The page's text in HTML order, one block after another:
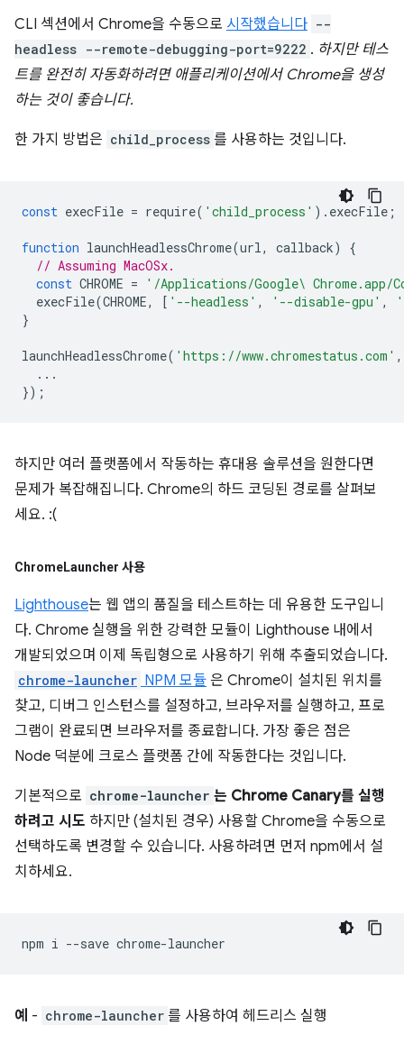
CLI 섹션에서 Chrome을 수동으로 시작했습니다 --
headless --remote-debugging-port=9222 . 하지만 테스
트를 완전히 자동화하려면 애플리케이션에서 Chrome을 생성
하는 것이 좋습니다.
한 가지 방법은 child_process 를 사용하는 것입니다.
const execFile = require( 'child_process' ). execFile ;
function launchHeadlessChrome(url, callback)
{
// Assuming MacOSx.
const CHROME =
'/Applications/Google\ Chrome.app/
execFile(CHROME, [ '--headless' , '--disable-gpu' ,
}
launchHeadlessChrome( 'https://www.chromestatus.com' ,
...
});
하지만 여러 플랫폼에서 작동하는 휴대용 솔루션을 원한다면
문제가 복잡해집니다. Chrome의 하드 코딩된 경로를 살펴보
세요. :(
ChromeLauncher 사용
Lighthouse는 웹 앱의 품질을 테스트하는 데 유용한 도구입니
다. Chrome 실행을 위한 강력한 모듈이 Lighthouse 내에서
개발되었으며 이제 독립형으로 사용하기 위해 추출되었습니다.
chrome-launcher NPM 모듈 은 Chrome이 설치된 위치를
찾고, 디버그 인스턴스를 설정하고, 브라우저를 실행하고, 프로
그램이 완료되면 브라우저를 종료합니다. 가장 좋은 점은
Node 덕분에 크로스 플랫폼 간에 작동한다는 것입니다.
기본적으로 chrome-launcher 는 Chrome Canary를 실행
하려고 시도 하지만 (설치된 경우) 사용할 Chrome을 수동으로
선택하도록 변경할 수 있습니다. 사용하려면 먼저 npm에서 설
치하세요.
npm i --save
예 - chrome-launcher 를 사용하여 헤드리스 실행